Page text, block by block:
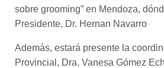
sobre grooming” en Mendoza,
Presidente, Dr. Hernan Navarro
Además, estará presente la
Provincial, Dra. Vanesa Gómez